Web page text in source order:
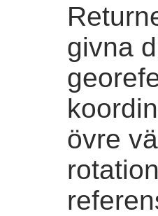
givna
övre